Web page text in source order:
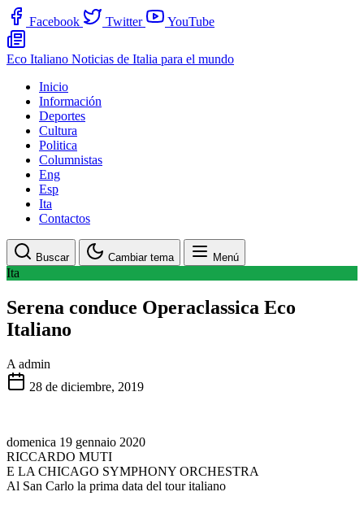
Facebook Twitter YouTube
Eco Italiano Noticias de Italia para el mundo
Inicio
Información
Deportes
Cultura
Politica
Columnistas
Eng
Esp
Ita
Contactos
Buscar Cambiar tema Menú
Ita
Serena conduce Operaclassica Eco
Italiano
A admin
28 de diciembre, 2019
domenica 19 gennaio 2020
RICCARDO MUTI
E LA CHICAGO SYMPHONY ORCHESTRA
Al San Carlo la prima data del tour italiano